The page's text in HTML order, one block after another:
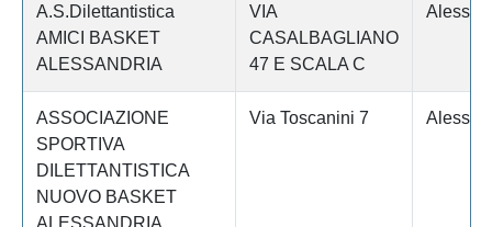
A.S.Dilettantistica
AMICI BASKET
ALESSANDRIA
VIA
CASALBAGLIANO
47 E SCALA C
ASSOCIAZIONE
SPORTIVA
DILETTANTISTICA
NUOVO BASKET
Via Toscanini 7